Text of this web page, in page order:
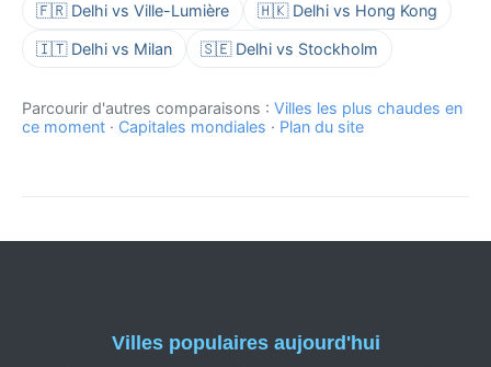
🇫🇷 Delhi vs Ville-Lumière 🇭🇰 Delhi vs Hong Kong
🇮🇹 Delhi vs Milan 🇸🇪 Delhi vs Stockholm
Parcourir d'autres comparaisons : Villes les plus chaudes en
ce moment · Capitales mondiales · Plan du site
Villes populaires aujourd'hui